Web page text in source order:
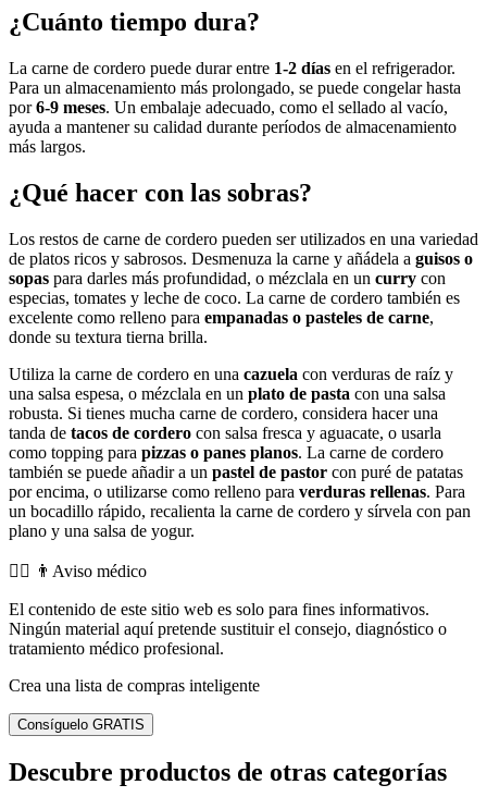
¿Cuánto tiempo dura?
La carne de cordero puede durar entre 1-2 días en el refrigerador.
Para un almacenamiento más prolongado, se puede congelar hasta
por6-9 meses. Un embalaje adecuado, como el sellado al vacío,
ayuda a mantener su calidad durante períodos de almacenamiento
más largos.
¿Qué hacer con las sobras?
Los restos de carne de cordero pueden ser utilizados en una variedad
de platos ricos y sabrosos. Desmenuza la carne y añádela a guisos o
sopas para darles más profundidad, o mézclala en un curry con
especias, tomates y leche de coco. La carne de cordero también es
excelente como relleno para empanadas o pasteles de carne,
donde su textura tierna brilla.
Utiliza la carne de cordero en una cazuela con verduras de raíz y
una salsa espesa, o mézclala en un plato de pasta con una salsa
robusta. Si tienes mucha carne de cordero, considera hacer una
tanda de tacos de cordero con salsa fresca y aguacate, o usarla
como topping para pizzas o panes planos. La carne de cordero
también se puede añadir a un pastel de pastor con puré de patatas
por encima, o utilizarse como relleno para verduras rellenas. Para
un bocadillo rápido, recalienta la carne de cordero y sírvela con pan
plano y una salsa de yogur.
👨‍⚕️️ 👨Aviso médico
El contenido de este sitio web es solo para fines informativos.
Ningún material aquí pretende sustituir el consejo, diagnóstico o
tratamiento médico profesional.
Crea una lista de compras inteligente
Consíguelo GRATIS
Descubre productos de otras categorías